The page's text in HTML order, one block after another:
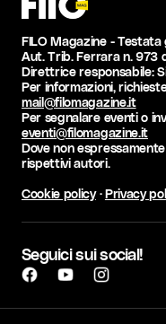
FILO Magazine - Testata
Aut. Trib. Ferrara n.
Direttrice responsabile:
Per informazioni,
mail@filomagazine.it
Per segnalare eventi o
eventi@filomagazine.it
Dove non
rispettivi autori.
Cookie policy·Privacy
Seguici sui social!